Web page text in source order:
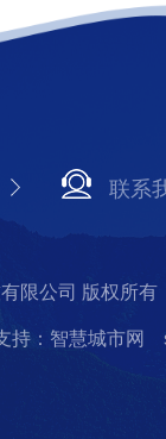
联系
限公司 版权所有
持：智慧城市网